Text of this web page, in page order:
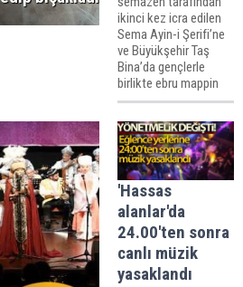
ikinci kez icra edilen
Sema Ayin-i Şerifi’ne
ve Büyükşehir Taş
Bina’da gençlerle
birlikte ebru mappin
'Hassas
alanlar'da
24.00'ten sonra
canlı müzik
yasaklandı